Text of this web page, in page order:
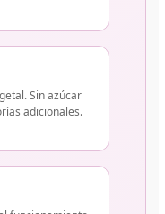
Sin azúcar
adicionales.